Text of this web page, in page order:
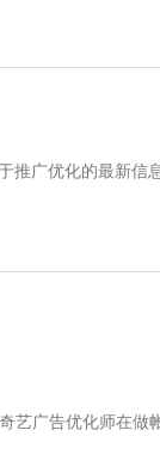
推广优化的最新信
艺广告优化师在做